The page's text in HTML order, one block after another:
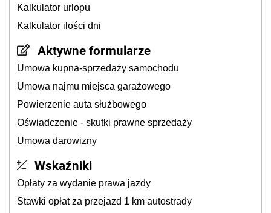
Kalkulator urlopu
Kalkulator ilości dni
Aktywne formularze
Umowa kupna-sprzedaży samochodu
Umowa najmu miejsca garażowego
Powierzenie auta służbowego
Oświadczenie - skutki prawne sprzedaży
Umowa darowizny
Wskaźniki
Opłaty za wydanie prawa jazdy
Stawki opłat za przejazd 1 km autostrady